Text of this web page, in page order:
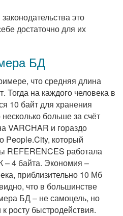
это
достаточно для их
БД
что средняя длина
Тогда на каждого человека в
10 байт для хранения
больше за счёт
VARCHAR и гораздо
People.City, который
REFERENCES работала
– 4 байта. Экономия –
приблизительно 10 Мб
что в большинстве
БД – не самоцель, но
росту быстродействия.